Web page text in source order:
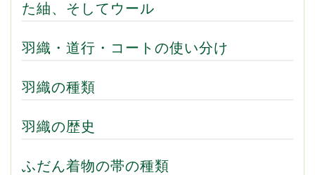
た紬、そしてウール
羽織・道行・コートの使い分け
羽織の種類
羽織の歴史
ふだん着物の帯の種類